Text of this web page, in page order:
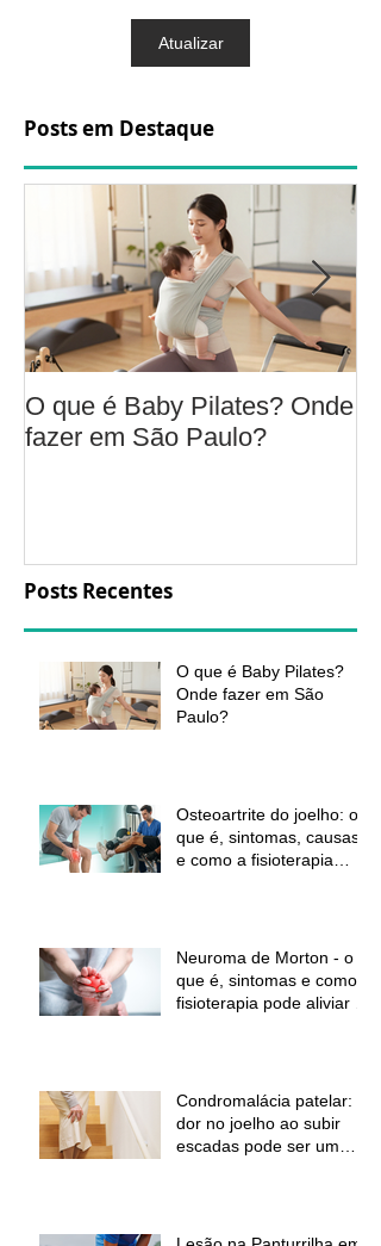
Atualizar
Posts em Destaque
O que é Baby Pilates? Onde
fazer em São Paulo?
Posts Recentes
O que é Baby Pilates?
Onde fazer em São
Paulo?
Osteoartrite do joelho: o
que é, sintomas, causas
e como a fisioterapia
Neuroma de Morton - o
que é, sintomas e como a
fisioterapia pode aliviar a
Condromalácia patelar:
dor no joelho ao subir
escadas pode ser um